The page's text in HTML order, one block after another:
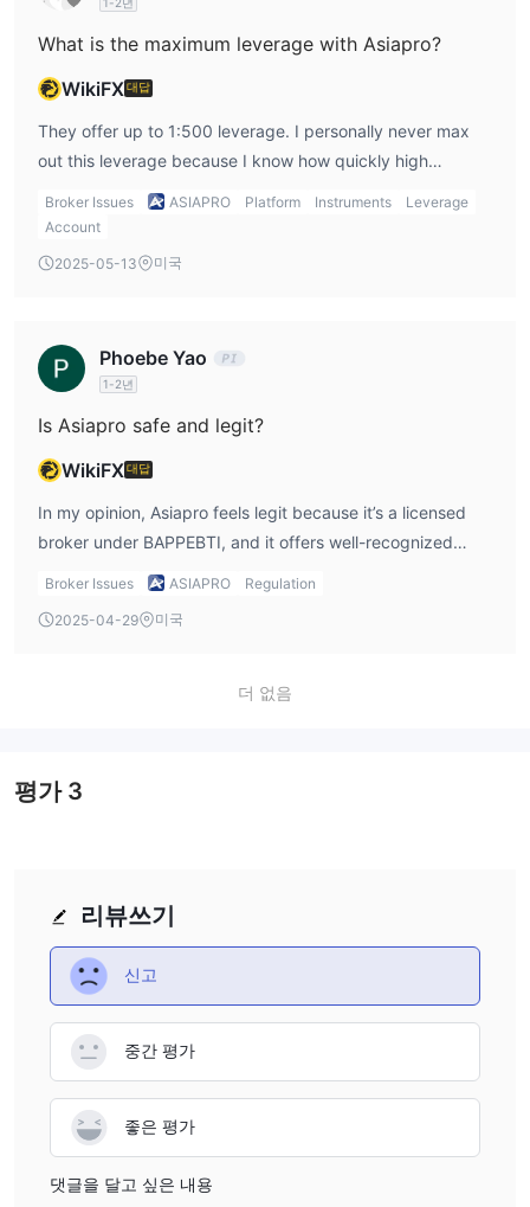
What is the maximum leverage with Asiapro?
WikiFX대답
They offer up to 1:500 leverage. I personally never max
out this leverage because I know how quickly high
leverage can wipe out an account if used recklessly. For
me, it’s a tool I use cautiously.
Broker Issues ASIAPRO Platform Instruments
Leverage
Account
2025-05-13 미국
Phoebe Yao
1-2년
Is Asiapro safe and legit?
WikiFX대답
In my opinion, Asiapro feels legit because it’s a licensed
broker under BAPPEBTI, and it offers well-recognized
assets like Forex, Gold, Silver, Oil, and Indices on MT5. I’ve
withdrawals have been processed as promised. That said,
funds carefully and avoid over-leveraging.
Broker Issues ASIAPRO Regulation
2025-04-29 미국
더 없음
리뷰쓰기
신고
중간 평가
좋은 평가
댓글을 달고 싶은 내용
평가3